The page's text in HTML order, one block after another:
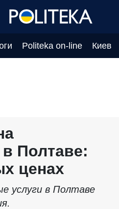
Politeka on-line Киев
Полтаве:
ценах
услуги в Полтаве